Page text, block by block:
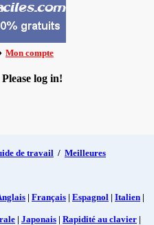
Mon compte
log in!
de travail / Meilleures
| Français | Espagnol | Italien |
| Japonais | Rapidité au clavier |